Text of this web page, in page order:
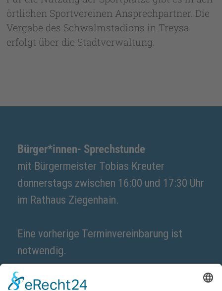
örtlichen Sportvereinen Ansprechpartner. Die
Vergabe des Schwalmstadions in Treysa
erfolgt über die Stadtverwaltung.
Bürger*innen- Sprechstunde
mit Bürgermeister Tobias Kreuter
donnerstags zwischen 16:00 und 17:30 Uhr
im Rathaus Ziegenhain.
Eine vorherige Terminvereinbarung ist
notwendig.